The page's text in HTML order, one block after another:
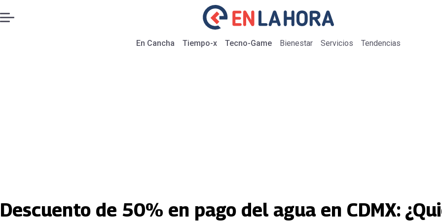
En Cancha Tiempo-x Tecno-Game Bienestar Servicios Tendencias
Descuento de 50% en pago del agua en CDMX: